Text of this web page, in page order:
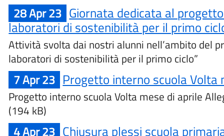
28 Apr 23 Giornata dedicata al
laboratori di sostenibilità per il primo
Attività svolta dai nostri alunni nell’ambito del
laboratori di sostenibilità per il primo ciclo”
7 Apr 23 Progetto interno scuola Volta
Progetto interno scuola Volta mese di aprile
(194 kB)
4 Apr 23 Chiusura plessi scuola